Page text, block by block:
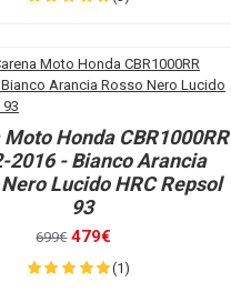
Moto Honda CBR1000RR
2016 - Bianco Arancia
Lucido HRC Repsol
93
699€ 479€
(1)